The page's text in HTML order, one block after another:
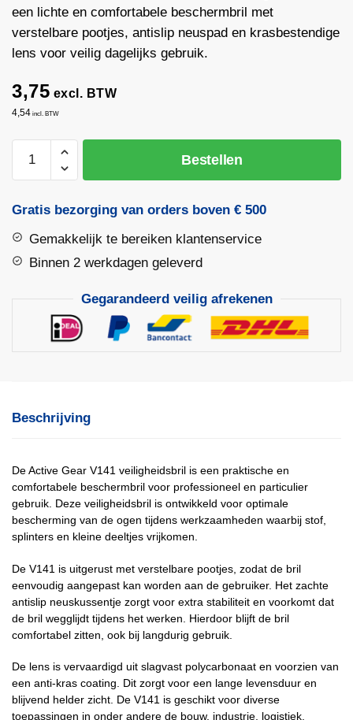
een lichte en comfortabele beschermbril met
verstelbare pootjes, antislip neuspad en krasbestendige
lens voor veilig dagelijks gebruik.
3,75 excl. BTW
4,54 incl. BTW
Gear
Veiligheidsbril
Bestellen
Gratis bezorging van orders boven € 500
Gemakkelijk te bereiken klantenservice
Binnen 2 werkdagen geleverd
Gegarandeerd veilig afrekenen
Beschrijving
De Active Gear V141 veiligheidsbril is een praktische en
comfortabele beschermbril voor professioneel en particulier
gebruik. Deze veiligheidsbril is ontwikkeld voor optimale
bescherming van de ogen tijdens werkzaamheden waarbij stof,
splinters en kleine deeltjes vrijkomen.
De V141 is uitgerust met verstelbare pootjes, zodat de bril
eenvoudig aangepast kan worden aan de gebruiker. Het zachte
antislip neuskussentje zorgt voor extra stabiliteit en voorkomt dat
de bril wegglijdt tijdens het werken. Hierdoor blijft de bril
comfortabel zitten, ook bij langdurig gebruik.
De lens is vervaardigd uit slagvast polycarbonaat en voorzien van
een anti-kras coating. Dit zorgt voor een lange levensduur en
blijvend helder zicht. De V141 is geschikt voor diverse
toepassingen in onder andere de bouw, industrie, logistiek,